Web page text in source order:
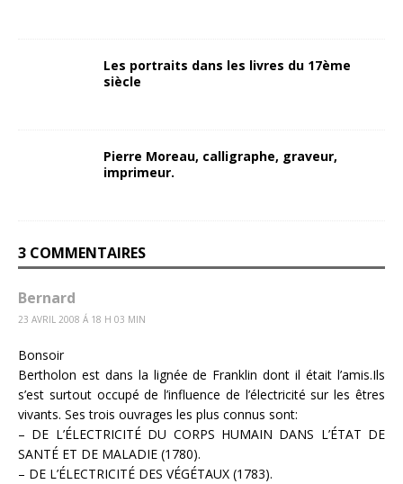
Les portraits dans les livres du 17ème
siècle
Pierre Moreau, calligraphe, graveur,
imprimeur.
3 COMMENTAIRES
Bernard
23 AVRIL 2008 Á 18 H 03 MIN
Bonsoir
Bertholon est dans la lignée de Franklin dont il était l’amis.Ils
s’est surtout occupé de l’influence de l’électricité sur les êtres
vivants. Ses trois ouvrages les plus connus sont:
– DE L’ÉLECTRICITÉ DU CORPS HUMAIN DANS L’ÉTAT DE
SANTÉ ET DE MALADIE (1780).
– DE L’ÉLECTRICITÉ DES VÉGÉTAUX (1783).